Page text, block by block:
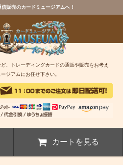
販売のカードミュージアムへ！
、トレーディングカードの通販や販売をお考え
ジアムにお任せ下さい。
カートを見る